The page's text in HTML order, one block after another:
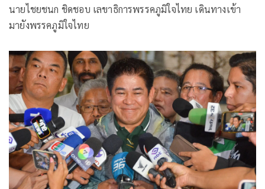
นายไชยชนก ชิดชอบ เลขาธิการพรรคภูมิใจไทย เดินทางเข้า
มายังพรรคภูมิใจไทย